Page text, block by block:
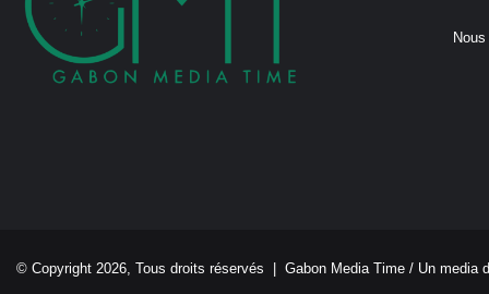
© Copyright 2026, Tous droits réservés | Gabon Media Time / Un media